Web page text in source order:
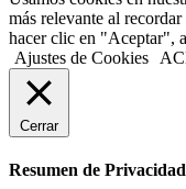
más relevante al
hacer clic en "Aceptar",
Ajustes de Cookies
Cerrar
Resumen de Privacidad